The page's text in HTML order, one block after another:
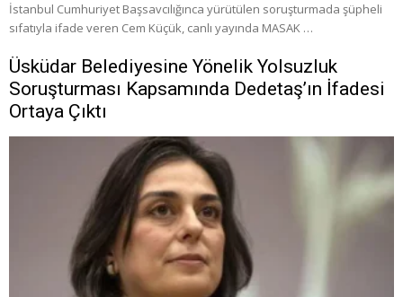
İstanbul Cumhuriyet Başsavcılığınca yürütülen soruşturmada şüpheli
sıfatıyla ifade veren Cem Küçük, canlı yayında MASAK …
Üsküdar Belediyesine Yönelik Yolsuzluk
Soruşturması Kapsamında Dedetaş’ın İfadesi
Ortaya Çıktı